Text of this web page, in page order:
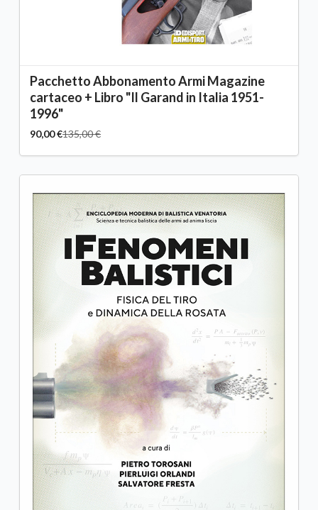
Pacchetto Abbonamento Armi Magazine
cartaceo + Libro "Il Garand in Italia 1951-
1996"
90,00 €135,00 €